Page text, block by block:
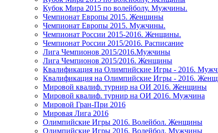
Кубок Мира 2015 по волейболу. Мужчины.
Чемпионат Европы 2015. Женщины
Чемпионат Европы 2015. Мужчины.
Чемпионат России 2015-2016. Женщины.
Чемпионат России 2015/2016. Расписание
Лига Чемпионов 2015/2016.Мужчины
Лига Чемпионов 2015/2016. Женщины
Квалификация на Олимпийские Игры - 2016.
Квалификация на Олимпийские Игры - 2016.
Мировой квалиф. турнир на ОИ 2016. Женщины
Мировой квалиф. турнир на ОИ 2016. Мужчина
Мировой Гран-При 2016
Мировая Лига 2016
Олимпийские Игры 2016. Волейбол. Женщины
Олимпийские Игры 2016. Волейбол. Мужчины